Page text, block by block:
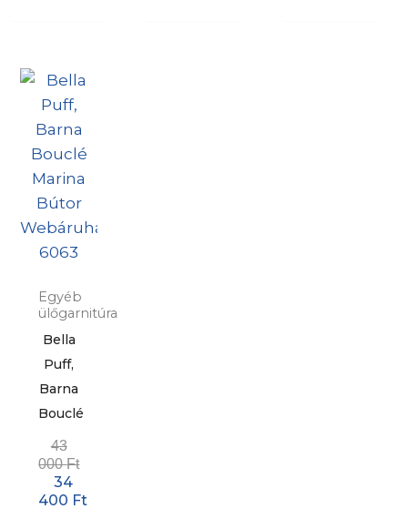
Egyéb
ülőgarnitúra
Bella
Puff,
Barna
Bouclé
43
000Ft
34
400 Ft